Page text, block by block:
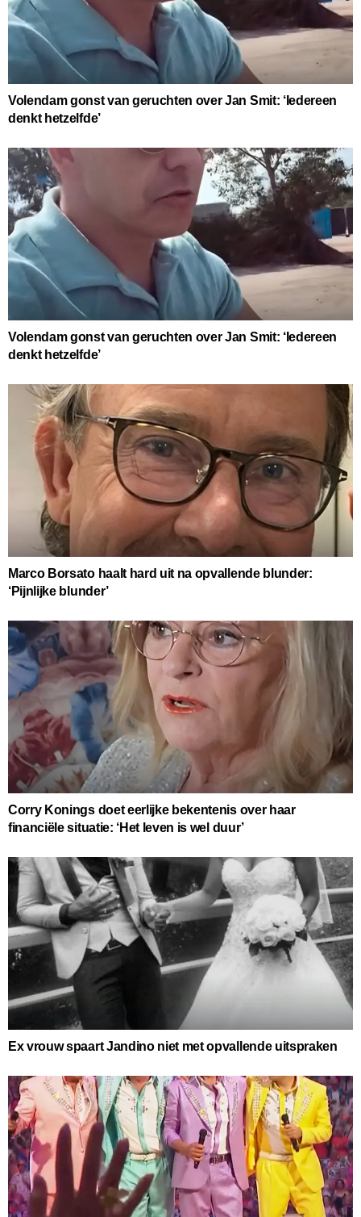
Volendam gonst van geruchten over Jan Smit: ‘Iedereen
denkt hetzelfde’
Volendam gonst van geruchten over Jan Smit: ‘Iedereen
denkt hetzelfde’
Marco Borsato haalt hard uit na opvallende blunder:
‘Pijnlijke blunder’
Corry Konings doet eerlijke bekentenis over haar
financiële situatie: ‘Het leven is wel duur’
Ex vrouw spaart Jandino niet met opvallende uitspraken